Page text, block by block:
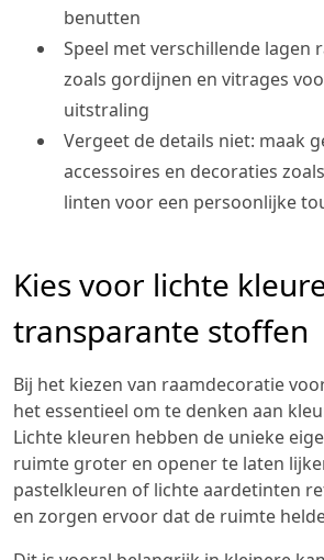
benutten
Speel met verschillende lagen
zoals gordijnen en vitrages
uitstraling
Vergeet de details niet: maak
accessoires en decoraties
linten voor een persoonlijke
Kies voor lichte
transparante stoffen
Bij het kiezen van raamdecoratie
het essentieel om te denken aan
Lichte kleuren hebben de unieke
ruimte groter en opener te laten
pastelkleuren of lichte aardetinten
en zorgen ervoor dat de ruimte